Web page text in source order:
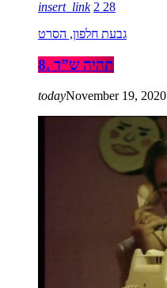
insert_link 2 28
גבעת חלפון, הסרט
8. תהיה ש”ד
todayNovember 19, 2020